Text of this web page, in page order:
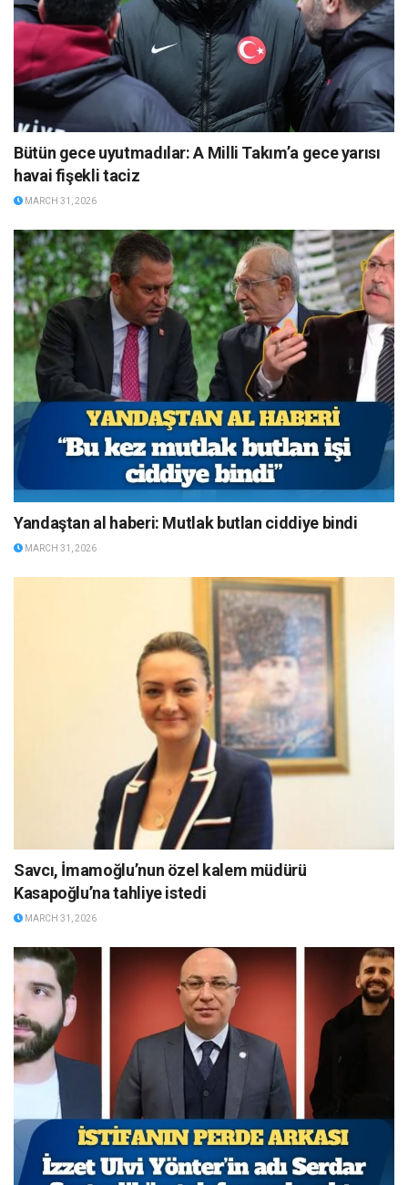
Bütün gece uyutmadılar: A Milli Takım’a gece yarısı
havai fişekli taciz
MARCH 31, 2026
Yandaştan al haberi: Mutlak butlan ciddiye bindi
MARCH 31, 2026
Savcı, İmamoğlu’nun özel kalem müdürü
Kasapoğlu’na tahliye istedi
MARCH 31, 2026